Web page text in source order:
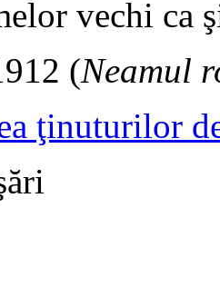
vechi ca
(Neamul
ţinuturilor